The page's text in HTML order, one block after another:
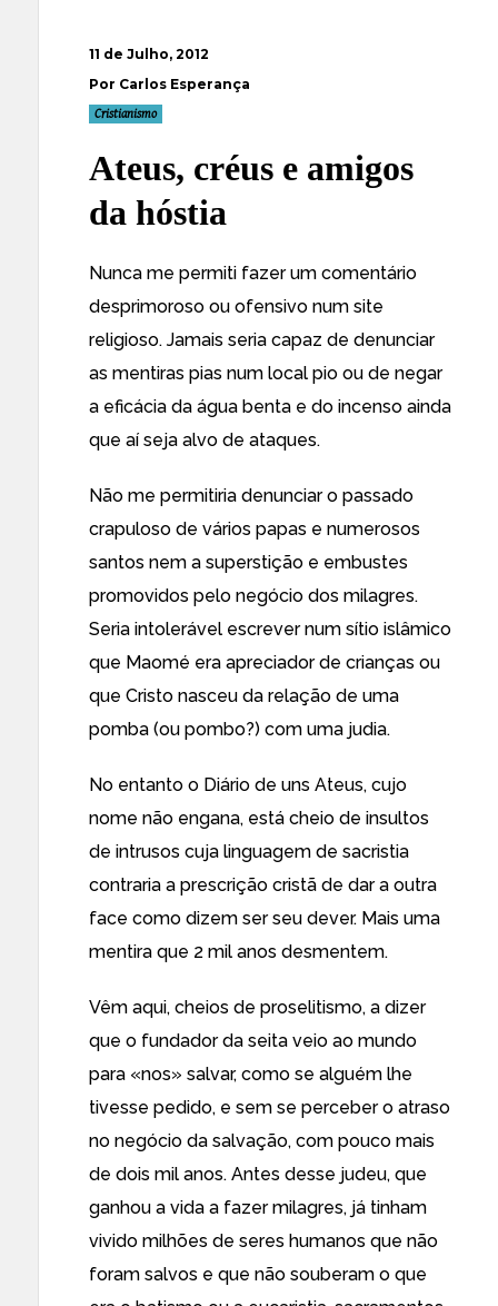
11 de Julho, 2012
Por Carlos Esperança
Cristianismo
Ateus, créus e amigos
da hóstia
Nunca me permiti fazer um comentário
desprimoroso ou ofensivo num site
religioso. Jamais seria capaz de denunciar
as mentiras pias num local pio ou de negar
a eficácia da água benta e do incenso ainda
que aí seja alvo de ataques.
Não me permitiria denunciar o passado
crapuloso de vários papas e numerosos
santos nem a superstição e embustes
promovidos pelo negócio dos milagres.
Seria intolerável escrever num sítio islâmico
que Maomé era apreciador de crianças ou
que Cristo nasceu da relação de uma
pomba (ou pombo?) com uma judia.
No entanto o Diário de uns Ateus, cujo
nome não engana, está cheio de insultos
de intrusos cuja linguagem de sacristia
contraria a prescrição cristã de dar a outra
face como dizem ser seu dever. Mais uma
mentira que 2 mil anos desmentem.
Vêm aqui, cheios de proselitismo, a dizer
que o fundador da seita veio ao mundo
para «nos» salvar, como se alguém lhe
tivesse pedido, e sem se perceber o atraso
no negócio da salvação, com pouco mais
de dois mil anos. Antes desse judeu, que
ganhou a vida a fazer milagres, já tinham
vivido milhões de seres humanos que não
foram salvos e que não souberam o que